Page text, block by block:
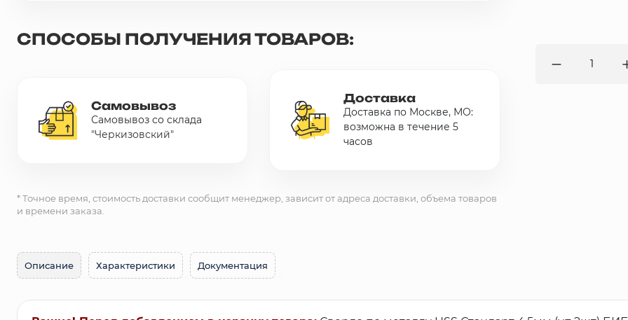
СПОСОБЫ ПОЛУЧЕНИЯ ТОВАРОВ:
Самовывоз
Самовывоз со склада
"Черкизовский"
Доставка
Доставка по Москве, МО:
возможна в течение 5
часов
* Точное время, стоимость доставки сообщит менеджер, зависит от адреса доставки, объема товаров
и времени заказа.
Описание Характеристики Документация